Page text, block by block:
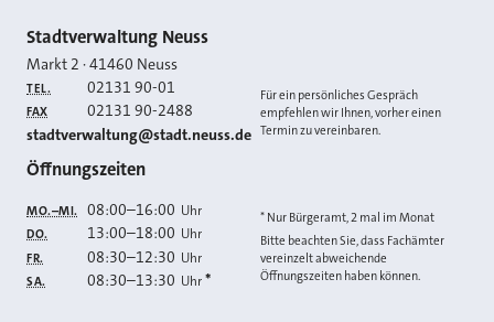
Kontakt
Stadtverwaltung Neuss
Markt 2 ·41460 Neuss
TEL. 02131 90-01
FAX 02131 90-2488
E-MAIL
stadtverwaltung@stadt.neuss.de
Für ein persönliches Gespräch
empfehlen wir Ihnen, vorher einen
Termin zu vereinbaren.
Öffnungszeiten
MO.–MI. 08:00–16:00 Uhr
DO. 13:00–18:00 Uhr
FR. 08:30–12:30 Uhr
SA. 08:30–13:30 Uhr *
* Nur Bürgeramt, 2 mal im Monat
Bitte beachten Sie, dass Fachämter
vereinzelt abweichende
Öffnungszeiten haben können.